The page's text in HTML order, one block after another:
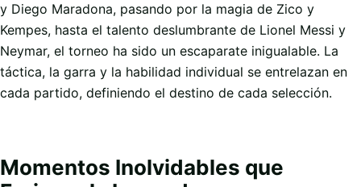
y Diego Maradona, pasando por la magia de Zico y
Kempes, hasta el talento deslumbrante de Lionel Messi y
Neymar, el torneo ha sido un escaparate inigualable. La
táctica, la garra y la habilidad individual se entrelazan en
cada partido, definiendo el destino de cada selección.
Momentos Inolvidables que